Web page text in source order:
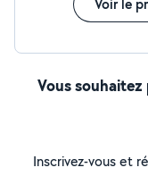
Voir le
Vous souhaitez
Inscrivez-vous et